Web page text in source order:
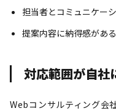
担当者とコミュニケー
提案内容に納得感があ
対応範囲が自社
Webコンサルティング会